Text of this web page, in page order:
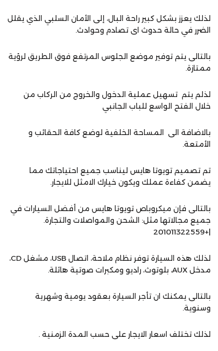
لذلك يعزز بشكل كبير راحة البال، إلى الأمان السلبي الذي يقلل
الضرر في حالة حدوث اى تصادم وحوادث.
بالتالى يتم توفير موضع الجلوس المرتفع فوق الطريق لرؤية
ممتازة.
لذلم يتم تسهيل عملية الدخول والخروج من الركاب من
خلال الفتح الواسع للباب الجانبي
بالاضافة الى المساحة الخلفية لوضع كافة الحقائب و
الأمتعة.
تم تصميم تويوتا هايس ليناسب جميع احتياجاتك مما
يضمن كفاءة عملك ويكون خيارك الامثل للايجار.
بالتالى فإن ميكروباص تويوتا هايس من أفضل السيارات في
جميع مجالاتها مثل: الشحن والمواصلات والتجارة.
|+201011322559
لذلك هذه السيارة توفر نظام ملاحة، اتصال USB، مشغل CD،
مدخل AUX، بلوتوث، راديو ومكبرات صوتية هائلة.
بالتالى يمكنك ان تأجر السيارة بعقود يومية وشهرية
وسنوية.
لذلك تختلف اسعار الايجار على حسب المدة الزمنية .